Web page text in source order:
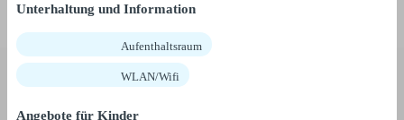
Unterhaltung und Information
Aufenthaltsraum
WLAN/Wifi
Angebote für Kinder